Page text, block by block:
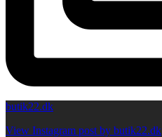
butik22.dk
View Instagram post by butik22.dk